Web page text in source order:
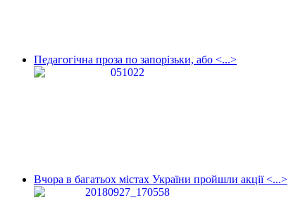
Педагогічна проза по запорізьки, або <...>
Вчора в багатьох містах України пройшли акції <...>